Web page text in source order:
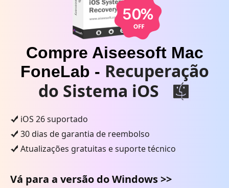
Compre Aiseesoft Mac
FoneLab - Recuperação
do Sistema iOS
iOS 26 suportado
30 dias de garantia de reembolso
Atualizações gratuitas e suporte técnico
Vá para a versão do Windows >>